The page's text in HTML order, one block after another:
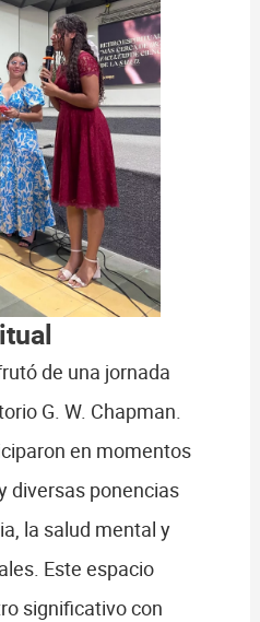
de una jornada
G. W. Chapman.
en momentos
diversas ponencias
la salud mental y
Este espacio
significativo con